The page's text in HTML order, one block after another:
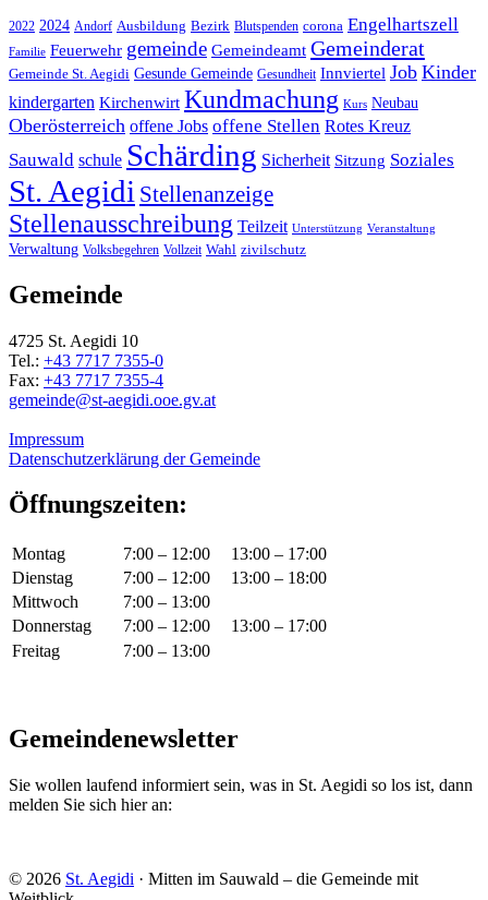
2022 2024 Andorf Ausbildung Bezirk Blutspenden corona Engelhartszell
Familie Feuerwehr gemeinde Gemeindeamt Gemeinderat
Gemeinde St. Aegidi Gesunde Gemeinde Gesundheit Innviertel Job Kinder
kindergarten Kirchenwirt Kundmachung Kurs Neubau
Oberösterreich offene Jobs offene Stellen Rotes Kreuz
Sauwald schule Schärding Sicherheit Sitzung Soziales
St. Aegidi Stellenanzeige
Stellenausschreibung Teilzeit Unterstützung Veranstaltung
Verwaltung Volksbegehren Vollzeit Wahl zivilschutz
Gemeinde
4725 St. Aegidi 10
Tel.: +43 7717 7355-0
Fax: +43 7717 7355-4
gemeinde@st-aegidi.ooe.gv.at
Impressum
Datenschutzerklärung der Gemeinde
Öffnungszeiten:
Montag 7:00 – 12:00
13:00 – 17:00
Dienstag
7:00 – 12:00
13:00 – 18:00
Mittwoch
7:00 – 13:00
Donnerstag
7:00 – 12:00
13:00 – 17:00
Freitag
7:00 – 13:00
Gemeindenewsletter
Sie wollen laufend informiert sein, was in St. Aegidi so los ist, dann
melden Sie sich hier an:
© 2026 St. Aegidi · Mitten im Sauwald – die Gemeinde mit